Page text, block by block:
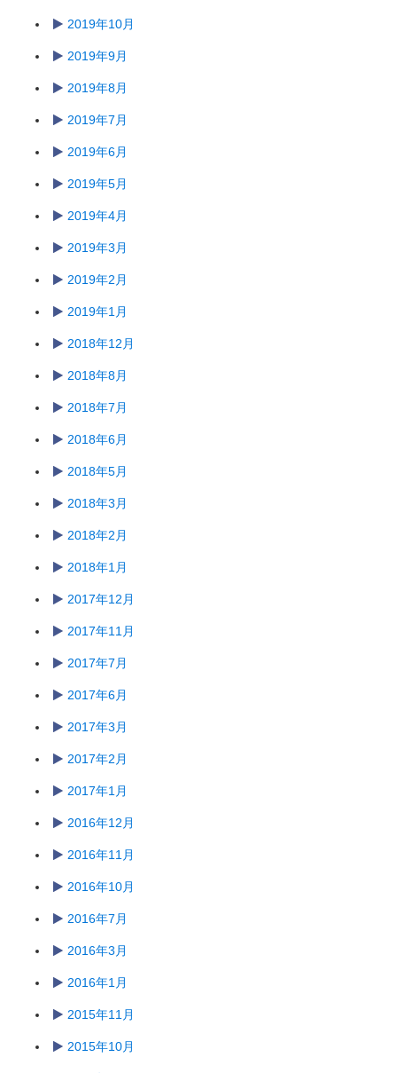
2019年10月
2019年9月
2019年8月
2019年7月
2019年6月
2019年5月
2019年4月
2019年3月
2019年2月
2019年1月
2018年12月
2018年8月
2018年7月
2018年6月
2018年5月
2018年3月
2018年2月
2018年1月
2017年12月
2017年11月
2017年7月
2017年6月
2017年3月
2017年2月
2017年1月
2016年12月
2016年11月
2016年10月
2016年7月
2016年3月
2016年1月
2015年11月
2015年10月